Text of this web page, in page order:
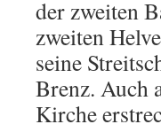
der zweiten
zweiten
seine
Brenz. Auch
Kirche